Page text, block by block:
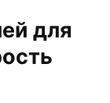
для